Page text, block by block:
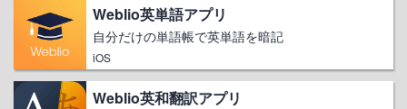
Weblio英単語アプリ
自分だけの単語帳で英単語を暗記
iOS
Weblio英和翻訳アプリ